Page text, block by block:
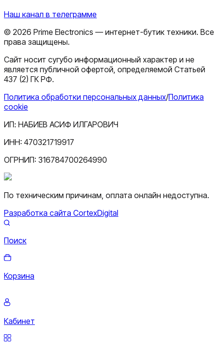
Наш канал в телеграмме
© 2026 Prime Electronics — интернет-бутик техники. Все
права защищены.
Сайт носит сугубо информационный характер и не
является публичной офертой, определяемой Статьей
437 (2) ГК РФ.
Политика обработки персональных данных/Политика
cookie
ИП: НАБИЕВ АСИФ ИЛГАРОВИЧ
ИНН: 470321719917
ОГРНИП: 316784700264990
По техническим причинам, оплата онлайн недоступна.
Разработка сайта CortexDigital
Поиск
Корзина
Кабинет